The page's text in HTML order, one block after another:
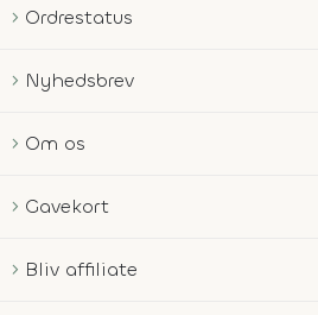
Ordrestatus
Nyhedsbrev
Om os
Gavekort
Bliv affiliate